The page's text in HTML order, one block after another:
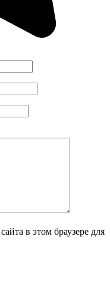
в этом браузере для